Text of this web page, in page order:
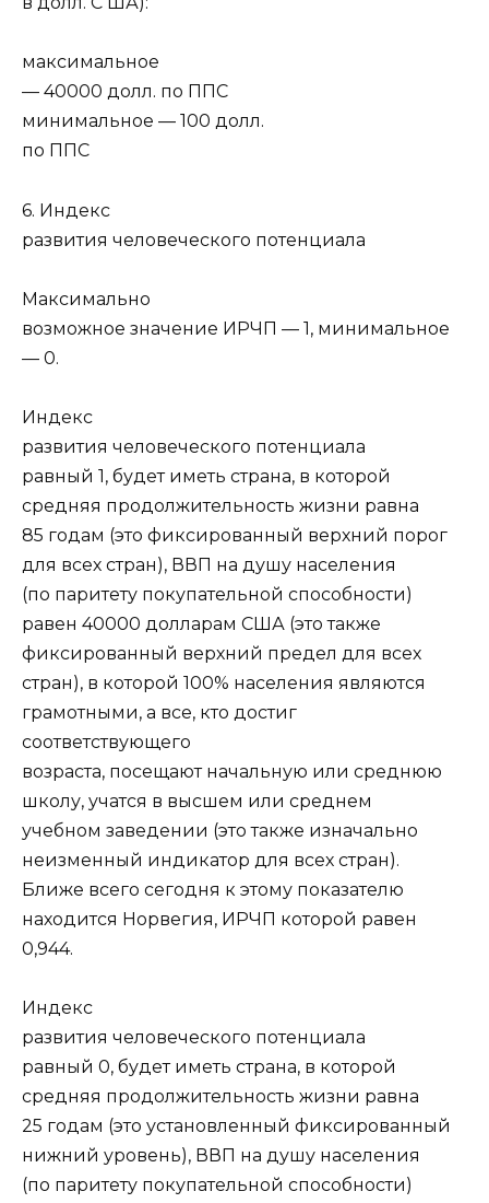
максимальное
— 40000 долл. по ППС
минимальное — 100 долл.
по ППС
6. Индекс
развития человеческого потенциала
Максимально
возможное значение ИРЧП — 1, минимальное
— 0.
Индекс
развития человеческого потенциала
равный 1, будет иметь страна, в которой
средняя продолжительность жизни равна
85 годам (это фиксированный верхний порог
для всех стран), ВВП на душу населения
(по паритету покупательной способности)
равен 40000 долларам США (это также
фиксированный верхний предел для всех
стран), в которой 100% населения являются
грамотными, а все, кто достиг
соответствующего
возраста, посещают начальную или среднюю
школу, учатся в высшем или среднем
учебном заведении (это также изначально
неизменный индикатор для всех стран).
Ближе всего сегодня к этому показателю
находится Норвегия, ИРЧП которой равен
0,944.
Индекс
развития человеческого потенциала
равный 0, будет иметь страна, в которой
средняя продолжительность жизни равна
25 годам (это установленный фиксированный
нижний уровень), ВВП на душу населения
(по паритету покупательной способности)